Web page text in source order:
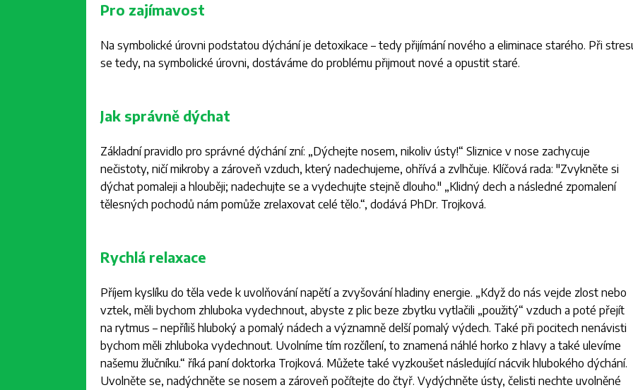
Pro zajímavost
Na symbolické úrovni podstatou dýchání je detoxikace – tedy přijímání nového a eliminace starého. Při
se tedy, na symbolické úrovni, dostáváme do problému přijmout nové a opustit staré.
Jak správně dýchat
Základní pravidlo pro správné dýchání zní: „Dýchejte nosem, nikoliv ústy!“ Sliznice v nose zachycuje
nečistoty, ničí mikroby a zároveň vzduch, který nadechujeme, ohřívá a zvlhčuje. Klíčová rada: "Zvykněte si
dýchat pomaleji a hlouběji; nadechujte se a vydechujte stejně dlouho." „Klidný dech a následné zpomalení
tělesných pochodů nám pomůže zrelaxovat celé tělo.“, dodává PhDr. Trojková.
Rychlá relaxace
Příjem kyslíku do těla vede k uvolňování napětí a zvyšování hladiny energie. „Když do nás vejde zlost nebo
vztek, měli bychom zhluboka vydechnout, abyste z plic beze zbytku vytlačili „použitý“ vzduch a poté přejít
na rytmus – nepříliš hluboký a pomalý nádech a významně delší pomalý výdech. Také při pocitech nenávisti
bychom měli zhluboka vydechnout. Uvolníme tím rozčílení, to znamená náhlé horko z hlavy a také ulevíme
našemu žlučníku.“ říká paní doktorka Trojková. Můžete také vyzkoušet následující nácvik hlubokého dýchání.
Uvolněte se, nadýchněte se nosem a zároveň počítejte do čtyř. Vydýchněte ústy, čelisti nechte uvolněné